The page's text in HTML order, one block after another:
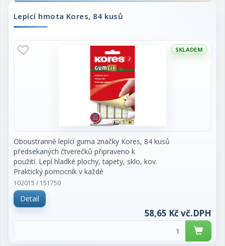
Ostatní parametry a specifikace:
EAN: 9556089013314
Výrobce-Dovozce: A.W.Faber-Castell Vertrieb GmbH,
Nürnberger Str. 2, D-90546 Stein
Lepící hmota Kores, 84 kusů
SKLADEM
Oboustranně lepící guma značky Kores, 84 kusů
předsekaných čtverečků připraveno k
použití. Lepí hladké plochy, tapety, sklo, kov.
Praktický pomocník v každé
domácnosti, kanceláři a ve škole. Nezanechává
stopy a je znovu použitelná. Cena za
balení.
102015 / 151750
Detail
58,65 Kč vč.DPH